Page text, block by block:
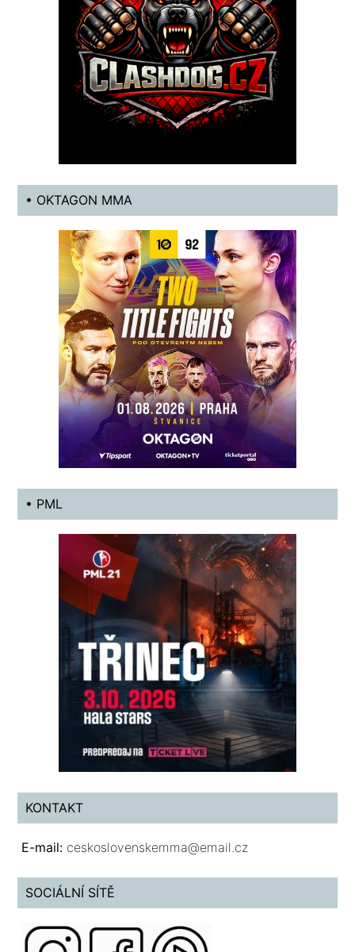
• OKTAGON MMA
• PML
KONTAKT
E-mail: ceskoslovenskemma@email.cz
SOCIÁLNÍ SÍTĚ